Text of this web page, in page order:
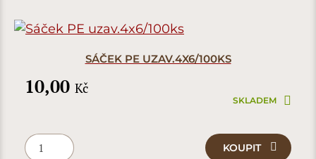
SÁČEK PE UZAV.4X6/100KS
10,00 Kč
SKLADEM
KOUPIT